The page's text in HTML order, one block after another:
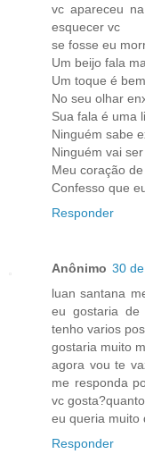
vc apareceu
esquecer vc
se fosse eu
Um beijo fala
Um toque é
No seu olhar
Sua fala é uma
Ninguém sabe
Ninguém vai
Meu coração
Confesso que
Responder
Anônimo 30
luan santana
eu gostaria
tenho varios
gostaria muito
agora vou te
me responda
vc
eu queria muito
Responder